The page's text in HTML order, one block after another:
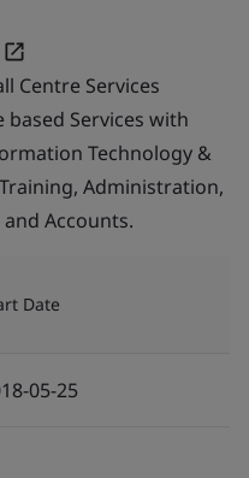
Centre Services
based Services with
Technology &
Administration,
Accounts.
Date
05-25